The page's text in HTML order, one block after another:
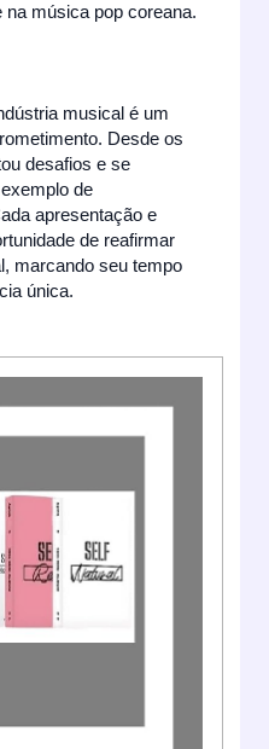
na música pop coreana.
musical é um
Desde os
desafios e se
de
apresentação e
de reafirmar
marcando seu tempo
única.